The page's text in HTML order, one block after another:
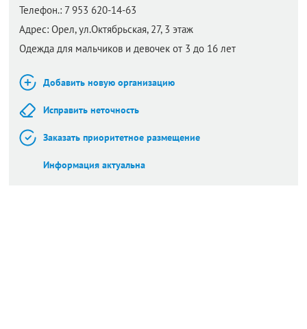
Телефон.: 7 953 620-14-63
Адрес: Орел,ул.Октябрьская, 27, 3 этаж
Одежда для мальчиков и девочек от 3 до 16 лет
Добавить новую организацию
Исправить неточность
Заказать приоритетное размещение
Информация актуальна